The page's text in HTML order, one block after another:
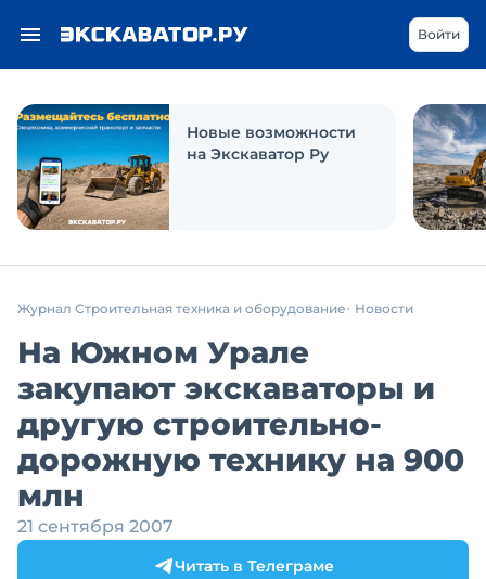
Войти
Новые возможности
на Экскаватор Ру
Журнал Строительная техника и оборудование Новости
На Южном Урале
закупают экскаваторы и
другую строительно-
дорожную технику на 900
млн
21 сентября 2007
Читать в Телеграме